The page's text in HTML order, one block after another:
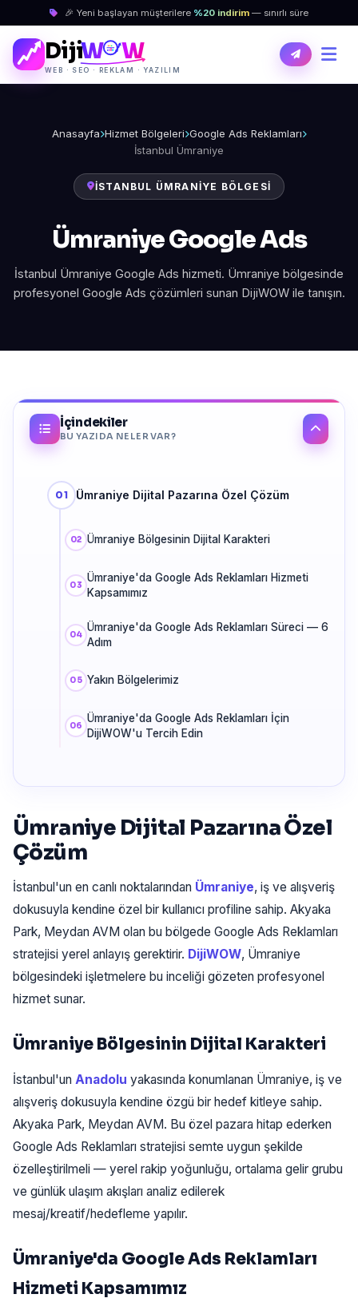
🎉 Yeni başlayan müşterilere %20 indirim — sınırlı süre
DijiW W
WEB · SEO · REKLAM · YAZILIM
Anasayfa Hizmet Bölgeleri Google Ads Reklamları
İstanbul Ümraniye
İSTANBUL ÜMRANIYE BÖLGESI
Ümraniye Google Ads
İstanbul Ümraniye Google Ads hizmeti. Ümraniye bölgesinde
profesyonel Google Ads çözümleri sunan DijiWOW ile tanışın.
İçindekiler
BU YAZIDA NELER VAR?
Ümraniye Dijital Pazarına Özel Çözüm
Ümraniye Bölgesinin Dijital Karakteri
Ümraniye'da Google Ads Reklamları Hizmeti
Kapsamımız
Ümraniye'da Google Ads Reklamları Süreci — 6
Adım
Yakın Bölgelerimiz
Ümraniye'da Google Ads Reklamları İçin
DijiWOW'u Tercih Edin
Ümraniye Dijital Pazarına Özel
Çözüm
İstanbul'un en canlı noktalarından Ümraniye, iş ve alışveriş
dokusuyla kendine özel bir kullanıcı profiline sahip. Akyaka
Park, Meydan AVM olan bu bölgede Google Ads Reklamları
stratejisi yerel anlayış gerektirir. DijiWOW, Ümraniye
bölgesindeki işletmelere bu inceliği gözeten profesyonel
hizmet sunar.
Ümraniye Bölgesinin Dijital Karakteri
İstanbul'un Anadolu yakasında konumlanan Ümraniye, iş ve
alışveriş dokusuyla kendine özgü bir hedef kitleye sahip.
Akyaka Park, Meydan AVM. Bu özel pazara hitap ederken
Google Ads Reklamları stratejisi semte uygun şekilde
özelleştirilmeli — yerel rakip yoğunluğu, ortalama gelir grubu
ve günlük ulaşım akışları analiz edilerek
mesaj/kreatif/hedefleme yapılır.
Ümraniye'da Google Ads Reklamları
Hizmeti Kapsamımız